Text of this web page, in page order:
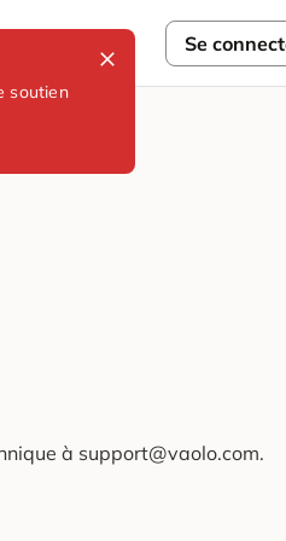
soutien
Se
à support@vaolo.com.